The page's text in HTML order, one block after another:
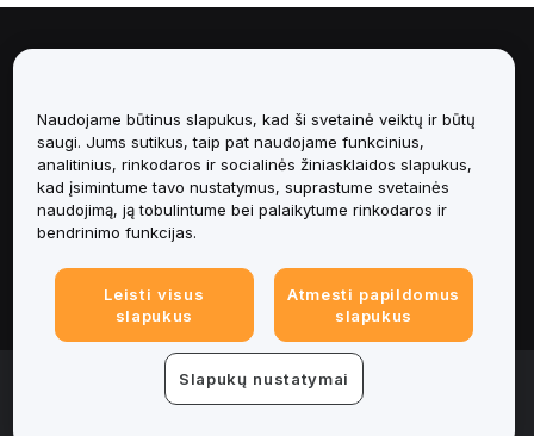
Paslaugos
Pagalba
Produktai
Teisinė informacija
© 2025-2026 Bybit.eu. All rights reserved.
Naudojame būtinus slapukus, kad ši svetainė veiktų ir būtų
saugi. Jums sutikus, taip pat naudojame funkcinius,
analitinius, rinkodaros ir socialinės žiniasklaidos slapukus,
kad įsimintume tavo nustatymus, suprastume svetainės
naudojimą, ją tobulintume bei palaikytume rinkodaros ir
bendrinimo funkcijas.
Leisti visus
slapukus
Atmesti papildomus
slapukus
Slapukų nustatymai